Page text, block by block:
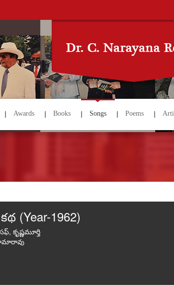
Awards Books Songs Poems
(Year-1962)
కృష్ణమూర్తి